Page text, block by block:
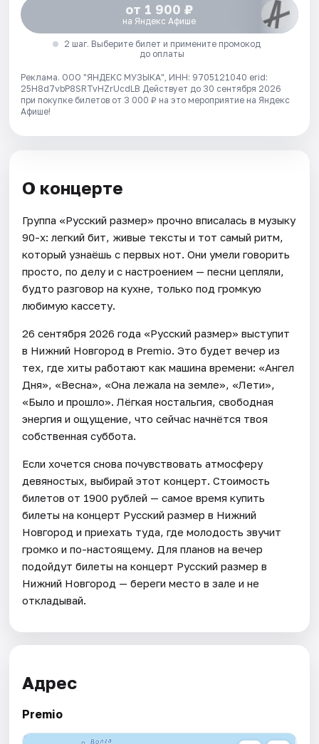
от 1 900 ₽
на Яндекс Афише
2 шаг. Выберите билет и примените промокод
до оплаты
Реклама. ООО "ЯНДЕКС МУЗЫКА", ИНН: 9705121040 erid:
25H8d7vbP8SRTvHZrUcdLB Действует до 30 сентября 2026
при покупке билетов от 3 000 ₽ на это мероприятие на Яндекс
Афише!
О концерте
Группа «Русский размер» прочно вписалась в музыку
90-х: легкий бит, живые тексты и тот самый ритм,
который узнаёшь с первых нот. Они умели говорить
просто, по делу и с настроением — песни цепляли,
будто разговор на кухне, только под громкую
любимую кассету.
26 сентября 2026 года «Русский размер» выступит
в Нижний Новгород в Premio. Это будет вечер из
тех, где хиты работают как машина времени: «Ангел
Дня», «Весна», «Она лежала на земле», «Лети»,
«Было и прошло». Лёгкая ностальгия, свободная
энергия и ощущение, что сейчас начнётся твоя
собственная суббота.
Если хочется снова почувствовать атмосферу
девяностых, выбирай этот концерт. Стоимость
билетов от 1900 рублей — самое время купить
билеты на концерт Русский размер в Нижний
Новгород и приехать туда, где молодость звучит
громко и по-настоящему. Для планов на вечер
подойдут билеты на концерт Русский размер в
Нижний Новгород — береги место в зале и не
откладывай.
Адрес
Premio